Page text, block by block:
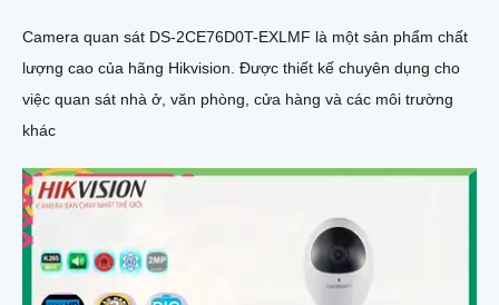
Camera quan sát DS-2CE76D0T-EXLMF là một sản phẩm chất
lượng cao của hãng Hikvision. Được thiết kế chuyên dụng cho
việc quan sát nhà ở, văn phòng, cửa hàng và các môi trường
khác